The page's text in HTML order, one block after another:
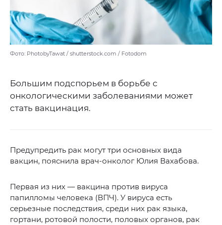
Фото: PhotobyTawat / shutterstock.com / Fotodom
Большим подспорьем в борьбе с
онкологическими заболеваниями может
стать вакцинация.
Предупредить рак могут три основных вида
вакцин, пояснила врач-онколог Юлия Вахабова.
Первая из них — вакцина против вируса
папилломы человека (ВПЧ). У вируса есть
серьезные последствия, среди них рак языка,
гортани, ротовой полости, половых органов, рак